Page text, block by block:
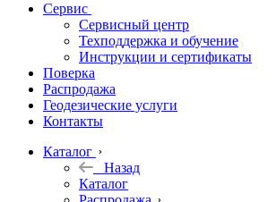
Софт
Георадары
Акции
Гидрография
Подбор
оборудования
по задачам
Архив
Геодезическое
Сервис
Сервисный центр
Техподдержка и обучение
Инструкции и сертификаты
Поверка
Распродажа
Геодезические услуги
Контакты
Каталог
Назад
Каталог